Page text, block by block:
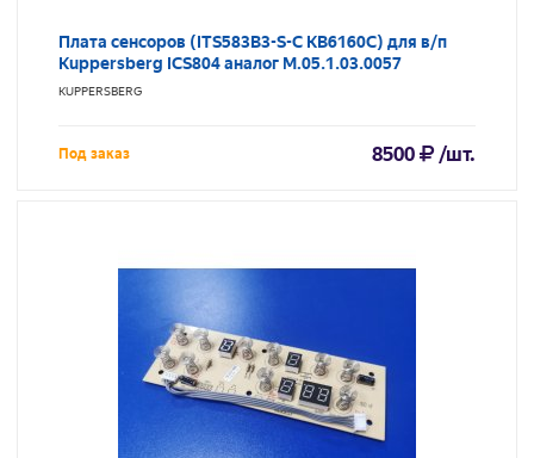
Плата сенсоров (ITS583B3-S-C KB6160C) для в/п
Kuppersberg ICS804 аналог M.05.1.03.0057
KUPPERSBERG
Под заказ 8500 /шт.